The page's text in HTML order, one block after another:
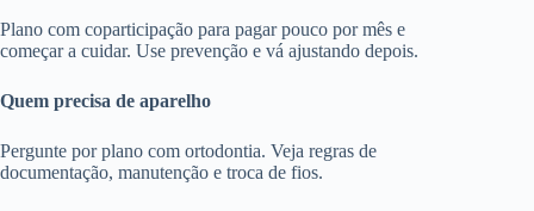
Plano com coparticipação para pagar pouco por mês e
começar a cuidar. Use prevenção e vá ajustando depois.
Quem precisa de aparelho
Pergunte por plano com ortodontia. Veja regras de
documentação, manutenção e troca de fios.